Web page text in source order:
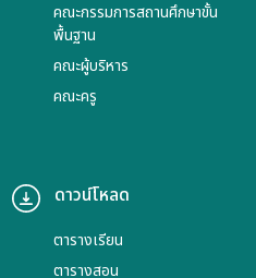
คณะกรรมการสถานศึกษาขั้น
พื้นฐาน
คณะผู้บริหาร
คณะครู
ดาวน์โหลด
ตารางเรียน
ตารางสอน